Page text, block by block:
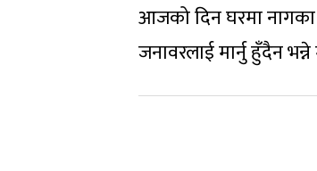
आजको दिन घरमा नागका
जनावरलाई मार्नु हुँदैन